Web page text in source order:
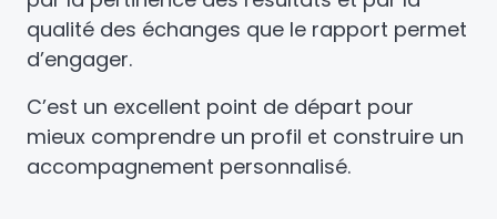
qualité des échanges que le rapport permet
d’engager.
C’est un excellent point de départ pour
mieux comprendre un profil et construire un
accompagnement personnalisé.